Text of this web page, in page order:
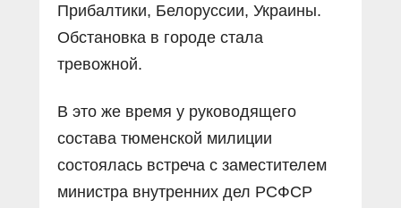
Прибалтики, Белоруссии, Украины.
Обстановка в городе стала
тревожной.
В это же время у руководящего
состава тюменской милиции
состоялась встреча с заместителем
министра внутренних дел РСФСР